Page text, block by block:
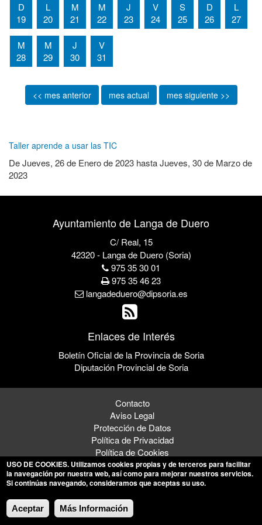
D
19
L
20
M
21
M
22
J
23
V
24
S
25
D
26
L
27
M
28
M
29
J
30
V
31
<< mes anterior mes actual mes siguiente >>
Taller aprende a usar las TIC
DeJueves, 26 de Enero de 2023 hastaJueves, 30 de Marzo de
2023
Ayuntamiento de Langa de Duero
C/ Real, 15
42320 - Langa de Duero (Soria)
975 35 30 01
975 35 46 23
langadeduero@dipsoria.es
Enlaces de Interés
Boletín Oficial de la Provincia de Soria
Diputación Provincial de Soria
Contacto
Aviso Legal
Protección de Datos
Política de Privacidad
Política de Cookies
© 2026 Ayuntamiento de Langa de Duero
USO DE COOKIES. Utilizamos cookies propias y de terceros para facilitar
la navegación por nuestra web, así como para mejorar nuestros servicios.
Si continúas navegando, consideramos que aceptas su uso.
Aceptar Más Información